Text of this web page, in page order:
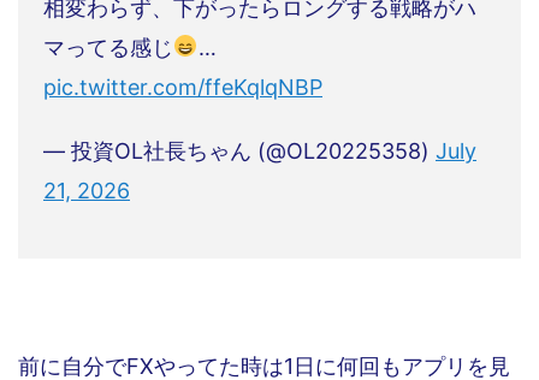
相変わらず、下がったらロングする戦略がハ
マってる感じ
…
pic.twitter.com/ffeKqlqNBP
— 投資OL社長ちゃん (@OL20225358) July
21, 2026
前に自分でFXやってた時は1日に何回もアプリを見